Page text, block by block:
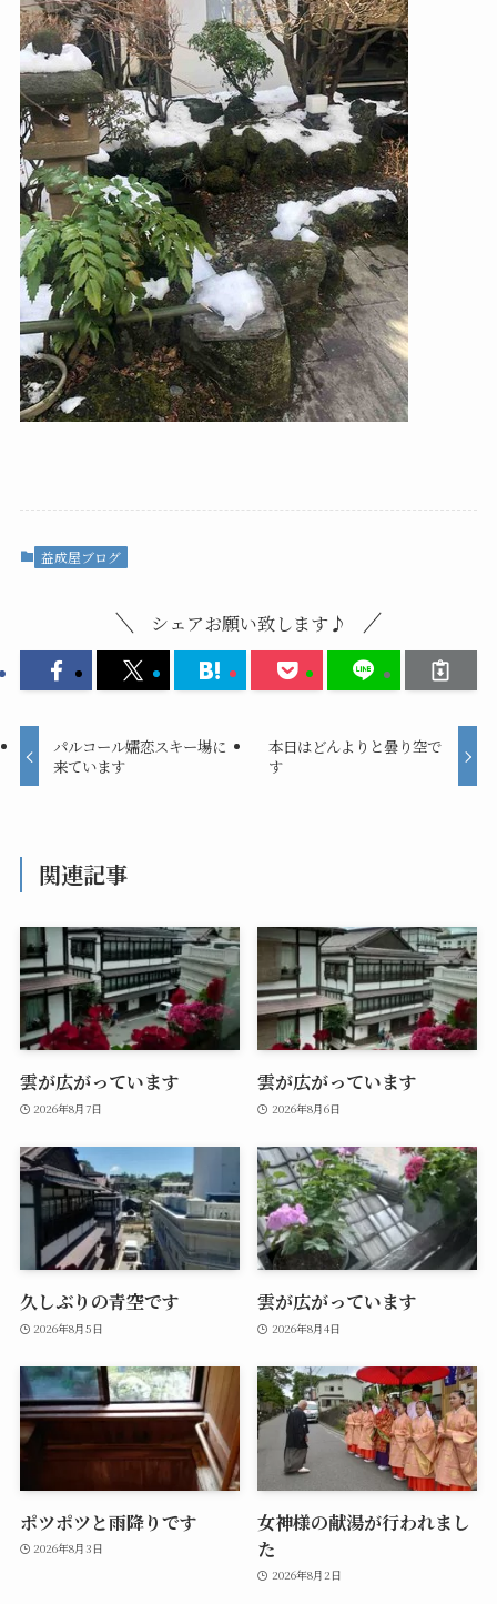
益成屋ブログ
シェアお願い致します♪
パルコール嬬恋スキー場に
来ています
本日はどんよりと曇り空で
す
関連記事
雲が広がっています
2026年8月7日
雲が広がっています
2026年8月6日
久しぶりの青空です
2026年8月5日
雲が広がっています
2026年8月4日
ポツポツと雨降りです
2026年8月3日
女神様の献湯が行われまし
た
2026年8月2日